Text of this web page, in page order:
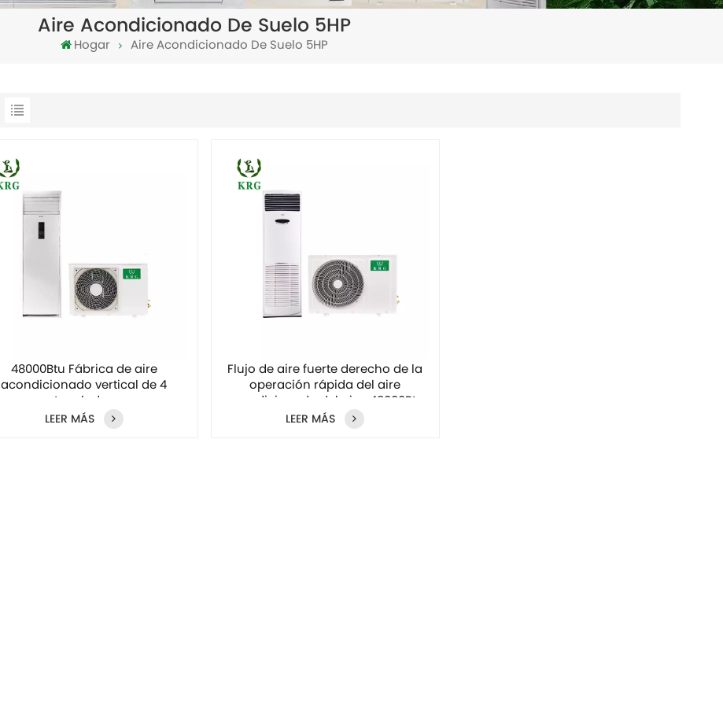
Aire Acondicionado De Suelo 5HP
Hogar Aire Acondicionado De Suelo 5HP
48000Btu Fábrica de aire
acondicionado vertical de 4
toneladas
LEER MÁS
Flujo de aire fuerte derecho de la
operación rápida del aire
acondicionado del piso 48000Btu
LEER MÁS